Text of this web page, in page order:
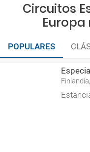
Circuitos
Europa
POPULARES